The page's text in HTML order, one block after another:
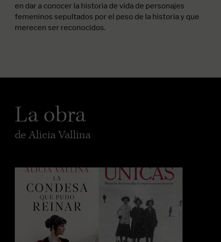
en dar a conocer la historia de vida de personajes
femeninos sepultados por el peso de la historia y que
merecen ser reconocidos.
La obra
de Alicia Vallina